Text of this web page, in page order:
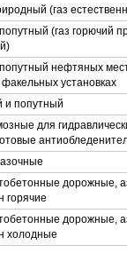
(газ
(газ горючий
нефтяных
установках
и попутный
для
дорожные,
горячие
дорожные,
холодные